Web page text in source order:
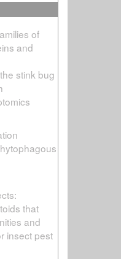
of
and
stink bug
that
and
insect pest